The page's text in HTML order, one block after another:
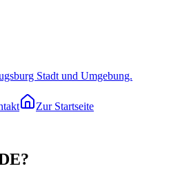
Stadt und Umgebung.
Zur Startseite